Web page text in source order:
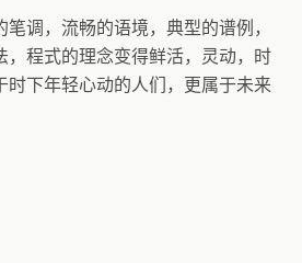
调，流畅的语境，典型的谱例，
，程式的理念变得鲜活，灵动，时
时下年轻心动的人们，更属于未来